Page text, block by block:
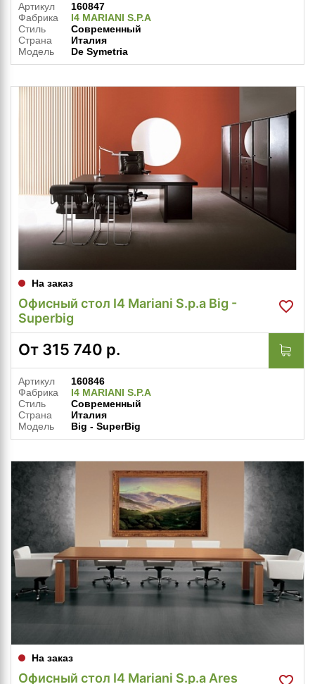
Артикул
160847
Фабрика
I4 MARIANI S.P.A
Стиль
Современный
Страна
Италия
Модель
De Symetria
На заказ
Офисный стол I4 Mariani S.p.a Big -
Superbig
От 315 740 р.
Артикул
160846
Фабрика
I4 MARIANI S.P.A
Стиль
Современный
Страна
Италия
Модель
Big - SuperBig
На заказ
Офисный стол I4 Mariani S.p.a Ares